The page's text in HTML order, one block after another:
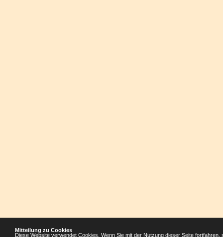
Mitteilung zu Cookies
Diese Website verwendet Cookies. Wenn Sie mit der Nutzung dieser Seite